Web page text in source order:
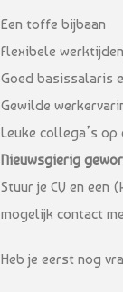
Een toffe bijbaan
Flexibele
Goed basissalaris
Gewilde
Leuke collega’s
Nieuwsgierig
Stuur je CV en een
mogelijk contact
Heb je eerst nog